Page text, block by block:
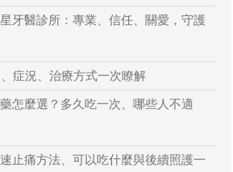
牙醫診所：專業、信任、關愛，守護
症況、治療方式一次瞭解
怎麼選？多久吃一次、哪些人不適
止痛方法、可以吃什麼與後續照護一